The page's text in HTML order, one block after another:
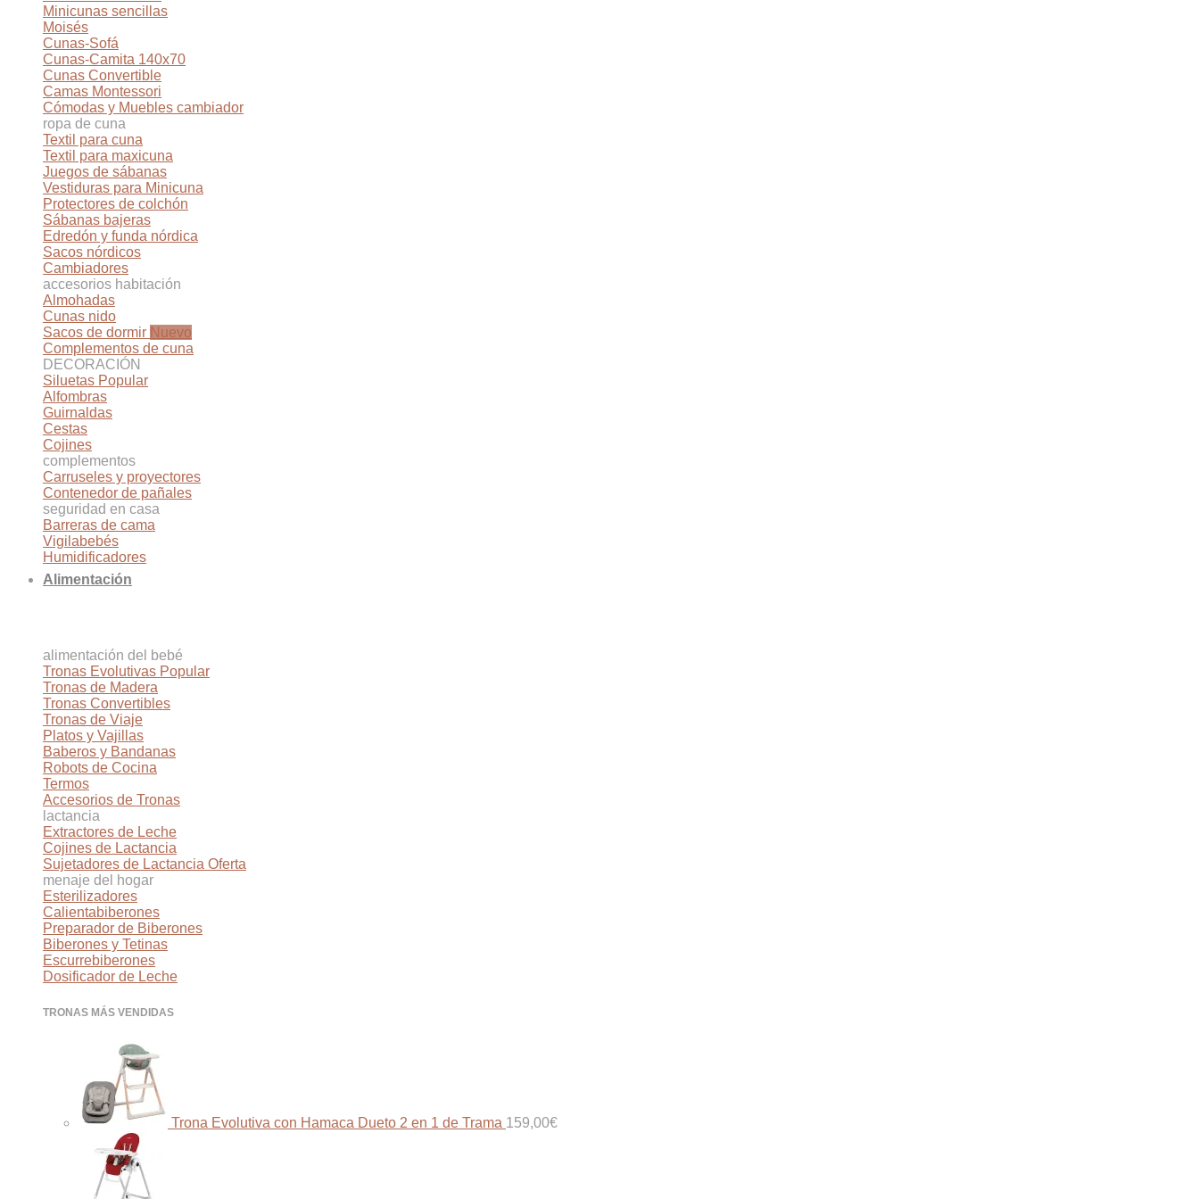
Minicunas sencillas
Moisés
Cunas-Sofá
Cunas-Camita 140x70
Cunas Convertible
Camas Montessori
Cómodas y Muebles cambiador
ropa de cuna
Textil para cuna
Textil para maxicuna
Juegos de sábanas
Vestiduras para Minicuna
Protectores de colchón
Sábanas bajeras
Edredón y funda nórdica
Sacos nórdicos
Cambiadores
accesorios habitación
Almohadas
Cunas nido
Sacos de dormir
Complementos de cuna
DECORACIÓN
Siluetas
Alfombras
Guirnaldas
Cestas
Cojines
complementos
Carruseles y proyectores
Contenedor de pañales
seguridad en casa
Barreras de cama
Vigilabebés
Humidificadores
Alimentación
alimentación del bebé
Tronas Evolutivas
Tronas de Madera
Tronas Convertibles
Tronas de Viaje
Platos y Vajillas
Baberos y Bandanas
Robots de Cocina
Termos
Accesorios de Tronas
lactancia
Extractores de Leche
Cojines de Lactancia
Sujetadores de Lactancia
menaje del hogar
Esterilizadores
Calientabiberones
Preparador de Biberones
Biberones y Tetinas
Escurrebiberones
Dosificador de Leche
TRONAS MÁS VENDIDAS
Trona Evolutiva con Hamaca Dueto 2 en 1 de Trama 159,00€